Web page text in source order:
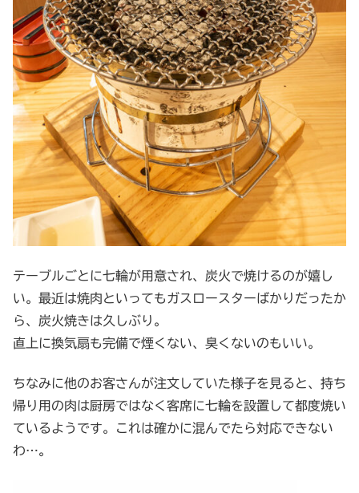
テーブルごとに七輪が用意され、炭火で焼けるのが嬉し
い。最近は焼肉といってもガスロースターばかりだったか
ら、炭火焼きは久しぶり。
直上に換気扇も完備で煙くない、臭くないのもいい。
ちなみに他のお客さんが注文していた様子を見ると、持ち
帰り用の肉は厨房ではなく客席に七輪を設置して都度焼い
ているようです。これは確かに混んでたら対応できない
わ…。